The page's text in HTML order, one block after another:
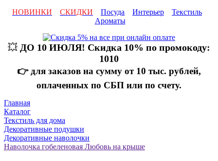
НОВИНКИ
СКИДКИ Посуда Интерьер
Текстиль
Ароматы
💥 ДО 10 ИЮЛЯ! Скидка 10% по промокоду:
1010
👉 для заказов на сумму от 10 тыс. рублей,
оплаченных по СБП или по счету.
Главная
Каталог
Текстиль для дома
Декоративные подушки
Декоративные наволочки
Наволочка гобеленовая Любовь на крыше